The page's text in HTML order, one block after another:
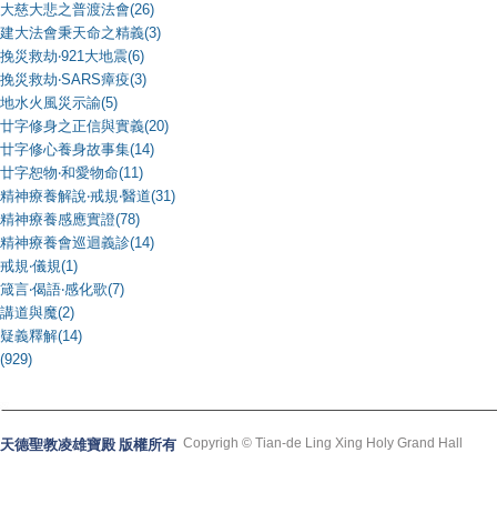
大慈大悲之普渡法會(26)
建大法會秉天命之精義(3)
挽災救劫‧921大地震(6)
挽災救劫‧SARS瘴疫(3)
地水火風災示諭(5)
廿字修身之正信與實義(20)
廿字修心養身故事集(14)
廿字恕物‧和愛物命(11)
精神療養解說‧戒規‧醫道(31)
精神療養感應實證(78)
精神療養會巡迴義診(14)
戒規‧儀規(1)
箴言‧偈語‧感化歌(7)
講道與魔(2)
疑義釋解(14)
(929)
天德聖教凌雄寶殿 版權所有 Copyrigh © Tian-de Ling Xing Holy Grand Hall